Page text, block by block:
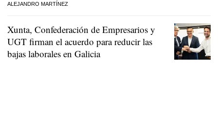
ALEJANDRO MARTÍNEZ
Xunta, Confederación de Empresarios y
UGT firman el acuerdo para reducir las
bajas laborales en Galicia